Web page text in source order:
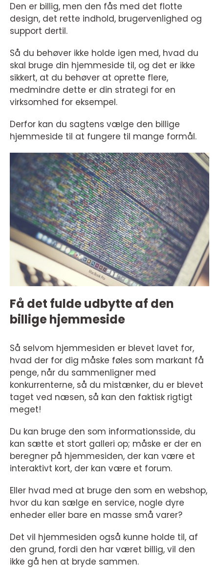
Den er billig, men den fås med det flotte
design, det rette indhold, brugervenlighed og
support dertil.
Så du behøver ikke holde igen med, hvad du
skal bruge din hjemmeside til, og det er ikke
sikkert, at du behøver at oprette flere,
medmindre dette er din strategi for en
virksomhed for eksempel.
Derfor kan du sagtens vælge den billige
hjemmeside til at fungere til mange formål.
Få det fulde udbytte af den
billige hjemmeside
Så selvom hjemmesiden er blevet lavet for,
hvad der for dig måske føles som markant få
penge, når du sammenligner med
konkurrenterne, så du mistænker, du er blevet
taget ved næsen, så kan den faktisk rigtigt
meget!
Du kan bruge den som informationsside, du
kan sætte et stort galleri op; måske er der en
beregner på hjemmesiden, der kan være et
interaktivt kort, der kan være et forum.
Eller hvad med at bruge den som en webshop,
hvor du kan sælge en service, nogle dyre
enheder eller bare en masse små varer?
Det vil hjemmesiden også kunne holde til, af
den grund, fordi den har været billig, vil den
ikke gå hen at bryde sammen.